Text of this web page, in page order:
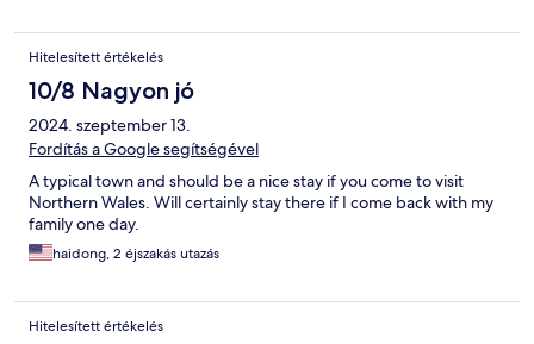
Hitelesített értékelés
10/8 Nagyon jó
2024. szeptember 13.
Fordítás a Google segítségével
A typical town and should be a nice stay if you come to visit
Northern Wales. Will certainly stay there if I come back with my
family one day.
haidong, 2 éjszakás utazás
Hitelesített értékelés